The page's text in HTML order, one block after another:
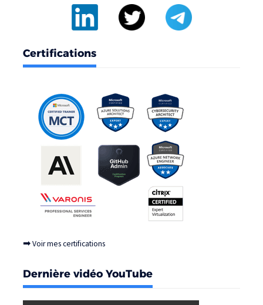
Certifications
➡Voir mes certifications
Dernière vidéo YouTube